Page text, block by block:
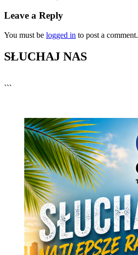
Leave a Reply
You must be logged in to post a comment.
SŁUCHAJ NAS
```